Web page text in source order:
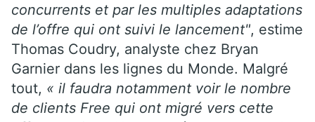
concurrents et par les multiples adaptations
de l’offre qui ont suivi le lancement", estime
Thomas Coudry, analyste chez Bryan
Garnier dans les lignes du Monde. Malgré
tout, « il faudra notamment voir le nombre
de clients Free qui ont migré vers cette